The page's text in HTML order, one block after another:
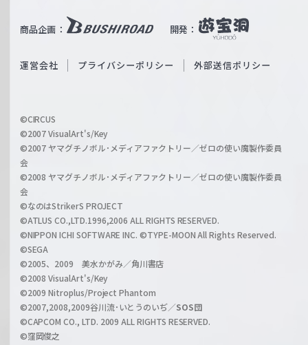
ß
c
a
r
z
商品企画： 開発：
b
O
i
l
h
a
n
l
運営会社 プライバシーポリシー 外部送信ポリシー
©CIRCUS
©2007 VisualArt's/Key
©2007 ヤマグチノボル･メディアファクトリー／ゼロの使い魔製作委員
会
©2008 ヤマグチノボル･メディアファクトリー／ゼロの使い魔製作委員
会
©なのはStrikerS PROJECT
©ATLUS CO.,LTD.1996,2006 ALL RIGHTS RESERVED.
©NIPPON ICHI SOFTWARE INC. ©TYPE-MOON All Rights Reserved.
©SEGA
©2005、2009 美水かがみ／角川書店
©2008 VisualArt's/Key
©2009 Nitroplus/Project Phantom
©2007,2008,2009谷川流･いとうのいぢ／SOS団
©CAPCOM CO., LTD. 2009 ALL RIGHTS RESERVED.
©窪岡俊之